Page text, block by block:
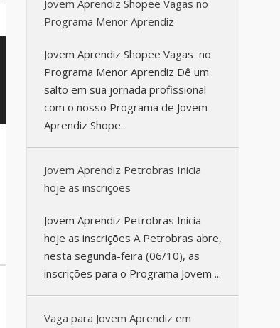
Jovem Aprendiz Shopee Vagas no
Programa Menor Aprendiz
Jovem Aprendiz Shopee Vagas no
Programa Menor Aprendiz Dê um
salto em sua jornada profissional
com o nosso Programa de Jovem
Aprendiz Shope...
Jovem Aprendiz Petrobras Inicia
hoje as inscrições
Jovem Aprendiz Petrobras Inicia
hoje as inscrições A Petrobras abre,
nesta segunda-feira (06/10), as
inscrições para o Programa Jovem ...
Vaga para Jovem Aprendiz em